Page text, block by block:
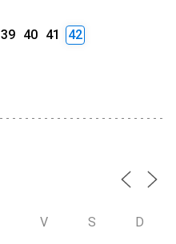
39 40 41 42
V S D